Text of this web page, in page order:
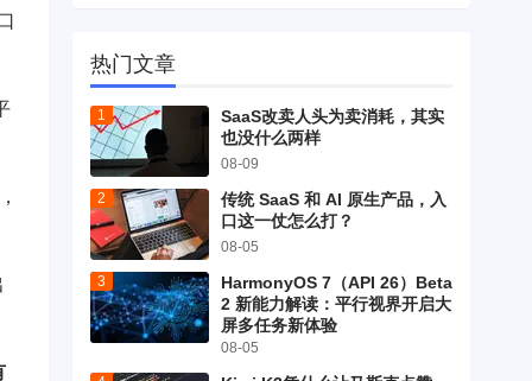
热门文章
SaaS改卖人头为卖消耗，其实
也没什么两样
08-09
传统 SaaS 和 AI 原生产品，入
口这一仗怎么打？
08-05
HarmonyOS 7（API 26）Beta
2 新能力解读：平行视界开启大
屏多任务新体验
08-05